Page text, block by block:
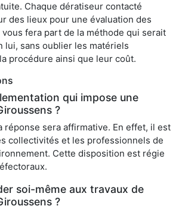
Chaque dératiseur contacté
des lieux pour une évaluation des
fera part de la méthode qui serait
lui, sans oublier les matériels
procédure ainsi que leur coût.
qui impose une
?
réponse sera affirmative. En effet, il est
collectivités et les professionnels de
Cette disposition est régie
soi-même aux travaux de
?